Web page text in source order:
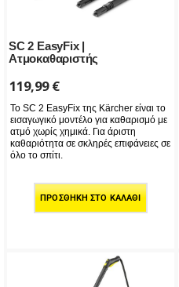
SC 2 EasyFix |
Ατμοκαθαριστής
119,99€
Το SC 2 EasyFix της Kärcher είναι το
εισαγωγικό μοντέλο για καθαρισμό με
ατμό χωρίς χημικά. Για άριστη
καθαριότητα σε σκληρές επιφάνειες σε
όλο το σπίτι.
ΠΡΟΣΘΉΚΗ ΣΤΟ ΚΑΛΆΘΙ